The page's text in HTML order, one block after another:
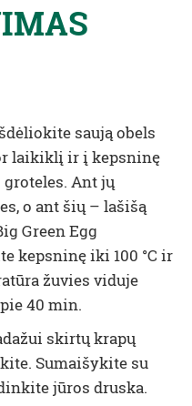
saują obels
laikiklį ir į kepsninę
Ant jų
o ant šių – lašišą
Green Egg
kepsninę iki 100 °C ir
žuvies viduje
40 min.
skirtų krapų
Sumaišykite su
jūros druska.